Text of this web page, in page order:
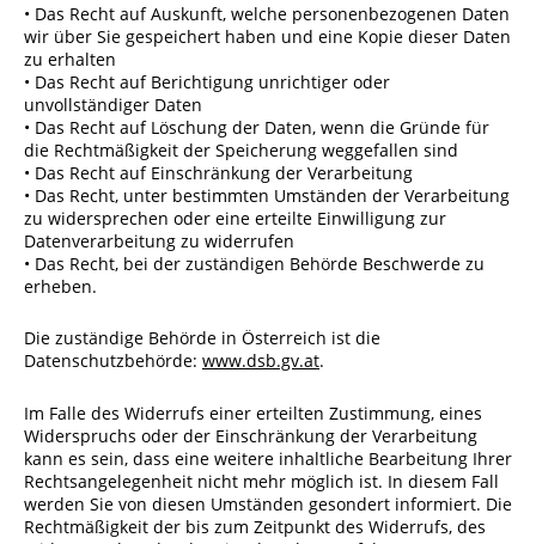
• Das Recht auf Auskunft, welche personenbezogenen Daten
wir über Sie gespeichert haben und eine Kopie dieser Daten
zu erhalten
• Das Recht auf Berichtigung unrichtiger oder
unvollständiger Daten
• Das Recht auf Löschung der Daten, wenn die Gründe für
die Rechtmäßigkeit der Speicherung weggefallen sind
• Das Recht auf Einschränkung der Verarbeitung
• Das Recht, unter bestimmten Umständen der Verarbeitung
zu widersprechen oder eine erteilte Einwilligung zur
Datenverarbeitung zu widerrufen
• Das Recht, bei der zuständigen Behörde Beschwerde zu
erheben.
Die zuständige Behörde in Österreich ist die
Datenschutzbehörde: www.dsb.gv.at.
Im Falle des Widerrufs einer erteilten Zustimmung, eines
Widerspruchs oder der Einschränkung der Verarbeitung
kann es sein, dass eine weitere inhaltliche Bearbeitung Ihrer
Rechtsangelegenheit nicht mehr möglich ist. In diesem Fall
werden Sie von diesen Umständen gesondert informiert. Die
Rechtmäßigkeit der bis zum Zeitpunkt des Widerrufs, des